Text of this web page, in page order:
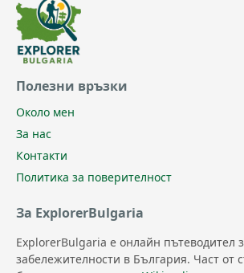
Полезни връзки
Около мен
За нас
Контакти
Политика за поверителност
За ExplorerBulgaria
ExplorerBulgaria е онлайн пътеводител
забележителности в България. Част от